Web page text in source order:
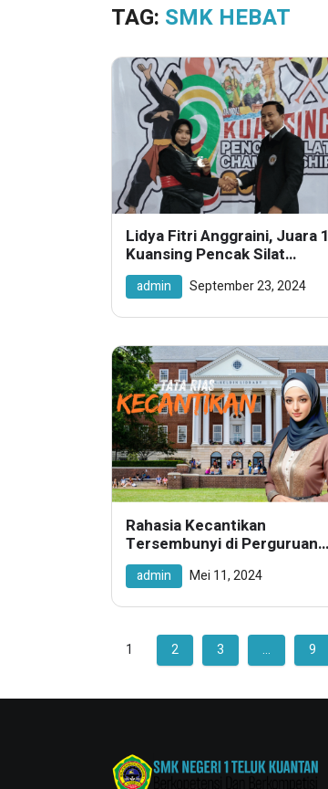
TAG: SMK HEBAT
Lidya Fitri Anggraini, Juara 1
Kuansing Pencak Silat
Championship 2024
admin September 23, 2024
Rahasia Kecantikan
Tersembunyi di Perguruan
Tinggi: Eksplorasi Gaya dan
Kreativitas Melalui Tata Rias
admin Mei 11, 2024
1 2 3 … 9